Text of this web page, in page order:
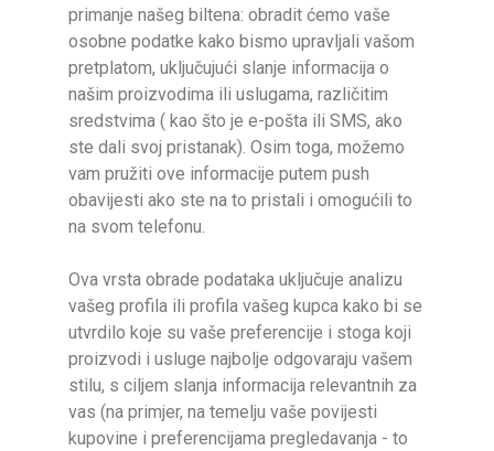
primanje našeg biltena: obradit ćemo vaše
osobne podatke kako bismo upravljali vašom
pretplatom, uključujući slanje informacija o
našim proizvodima ili uslugama, različitim
sredstvima ( kao što je e-pošta ili SMS, ako
ste dali svoj pristanak). Osim toga, možemo
vam pružiti ove informacije putem push
obavijesti ako ste na to pristali i omogućili to
na svom telefonu.
Ova vrsta obrade podataka uključuje analizu
vašeg profila ili profila vašeg kupca kako bi se
utvrdilo koje su vaše preferencije i stoga koji
proizvodi i usluge najbolje odgovaraju vašem
stilu, s ciljem slanja informacija relevantnih za
vas (na primjer, na temelju vaše povijesti
kupovine i preferencijama pregledavanja - to